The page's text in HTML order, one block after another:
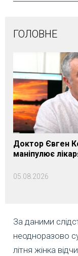
ГОЛОВНЕ
Доктор Євген
маніпулює
05.08.2026
За даними
неодноразово
літня жінка